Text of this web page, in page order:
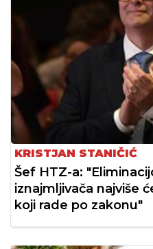
KRISTJAN STANIČIĆ
Šef HTZ-a:
iznajmljivača najviše
koji rade po zakonu"